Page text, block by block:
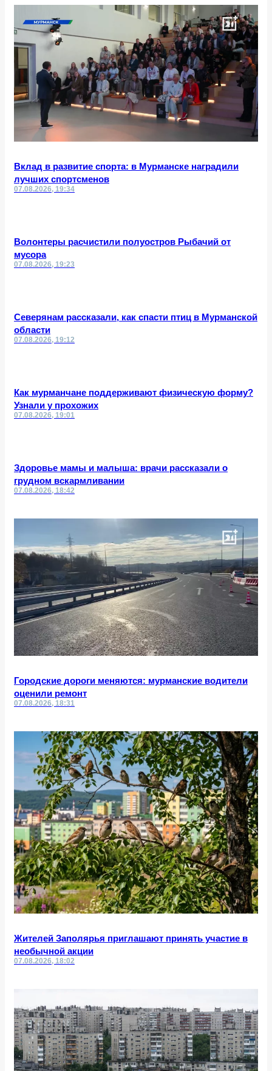
Вклад в развитие спорта: в Мурманске наградили
лучших спортсменов
07.08.2026, 19:34
Волонтеры расчистили полуостров Рыбачий от
мусора
07.08.2026, 19:23
Северянам рассказали, как спасти птиц в Мурманской
области
07.08.2026, 19:12
Как мурманчане поддерживают физическую форму?
Узнали у прохожих
07.08.2026, 19:01
Здоровье мамы и малыша: врачи рассказали о
грудном вскармливании
07.08.2026, 18:42
Городские дороги меняются: мурманские водители
оценили ремонт
07.08.2026, 18:31
Жителей Заполярья приглашают принять участие в
необычной акции
07.08.2026, 18:02